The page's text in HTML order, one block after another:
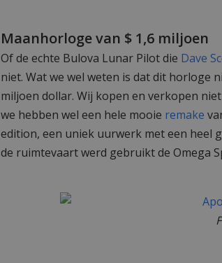
Maanhorloge van $ 1,6 miljoen
Of de echte Bulova Lunar Pilot die Dave
niet. Wat we wel weten is dat dit horloge
miljoen dollar. Wij kopen en verkopen
we hebben wel een hele mooie remake
edition, een uniek uurwerk met een heel
de ruimtevaart werd gebruikt de Omega